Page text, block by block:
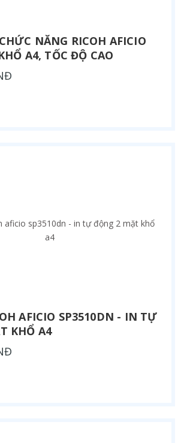
NĂNG RICOH AFICIO
A4, TỐC ĐỘ CAO
AFICIO SP3510DN - IN TỰ
KHỔ A4